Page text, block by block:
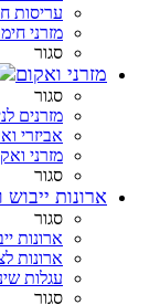
עריסות
מזרני
סגור
מזרני ואקום
סגור
מזרנים
אביזרי
מזרני
סגור
ארונות ייבוש
סגור
ארונות
ארונות
עגלות
סגור